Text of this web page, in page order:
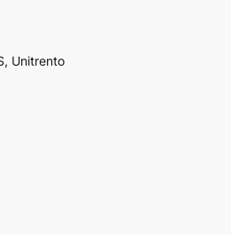
Unitrento